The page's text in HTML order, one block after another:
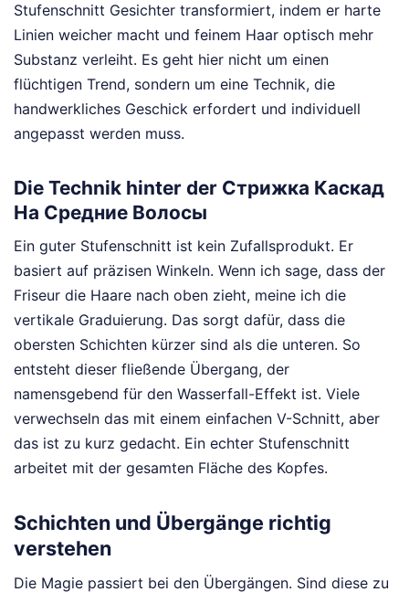
Stufenschnitt Gesichter transformiert, indem er harte
Linien weicher macht und feinem Haar optisch mehr
Substanz verleiht. Es geht hier nicht um einen
flüchtigen Trend, sondern um eine Technik, die
handwerkliches Geschick erfordert und individuell
angepasst werden muss.
Die Technik hinter der Стрижка Каскад
На Средние Волосы
Ein guter Stufenschnitt ist kein Zufallsprodukt. Er
basiert auf präzisen Winkeln. Wenn ich sage, dass der
Friseur die Haare nach oben zieht, meine ich die
vertikale Graduierung. Das sorgt dafür, dass die
obersten Schichten kürzer sind als die unteren. So
entsteht dieser fließende Übergang, der
namensgebend für den Wasserfall-Effekt ist. Viele
verwechseln das mit einem einfachen V-Schnitt, aber
das ist zu kurz gedacht. Ein echter Stufenschnitt
arbeitet mit der gesamten Fläche des Kopfes.
Schichten und Übergänge richtig
verstehen
Die Magie passiert bei den Übergängen. Sind diese zu